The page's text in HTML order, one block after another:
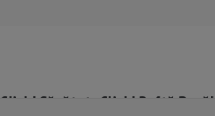
Click! Sănătate Click! Poftă Bună!